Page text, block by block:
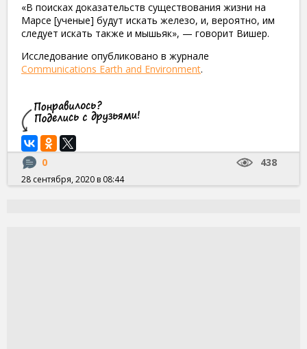
«В поисках доказательств существования жизни на
Марсе [ученые] будут искать железо, и, вероятно, им
следует искать также и мышьяк», — говорит Вишер.
Исследование опубликовано в журнале
Communications Earth and Environment.
0 438
28 сентября, 2020 в 08:44